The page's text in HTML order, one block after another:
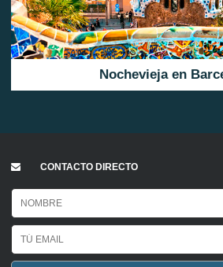
Nochevieja en
CONTACTO DIRECTO